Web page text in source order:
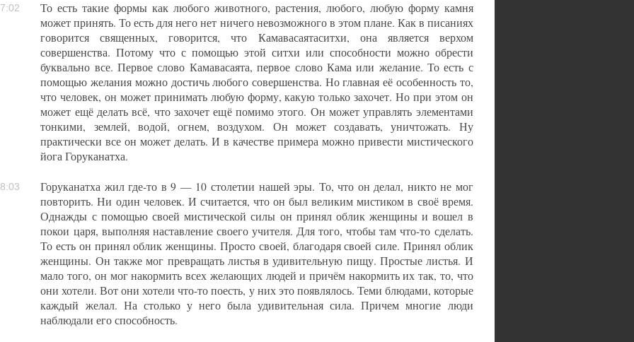
То есть такие формы как любого животного, растения, любого, любую форму камня
может принять. То есть для него нет ничего невозможного в этом плане. Как в писаниях
говорится священных, говорится, что Камавасаятаситхи, она является верхом
совершенства. Потому что с помощью этой ситхи или способности можно обрести
буквально все. Первое слово Камавасаята, первое слово Кама или желание. То есть с
помощью желания можно достичь любого совершенства. Но главная её особенность то,
что человек, он может принимать любую форму, какую только захочет. Но при этом он
может ещё делать всё, что захочет ещё помимо этого. Он может управлять элементами
тонкими, землей, водой, огнем, воздухом. Он может создавать, уничтожать. Ну
практически все он может делать. И в качестве примера можно привести мистического
йога Горуканатха.
Горуканатха жил где-то в 9 — 10 столетии нашей эры. То, что он делал, никто не мог
повторить. Ни один человек. И считается, что он был великим мистиком в своё время.
Однажды с помощью своей мистической силы он принял облик женщины и вошел в
покои царя, выполняя наставление своего учителя. Для того, чтобы там что-то сделать.
То есть он принял облик женщины. Просто своей, благодаря своей силе. Принял облик
женщины. Он также мог превращать листья в удивительную пищу. Простые листья. И
мало того, он мог накормить всех желающих людей и причём накормить их так, то, что
они хотели. Вот они хотели что-то поесть, у них это появлялось. Теми блюдами, которые
каждый желал. На столько у него была удивительная сила. Причем многие люди
наблюдали его способность.